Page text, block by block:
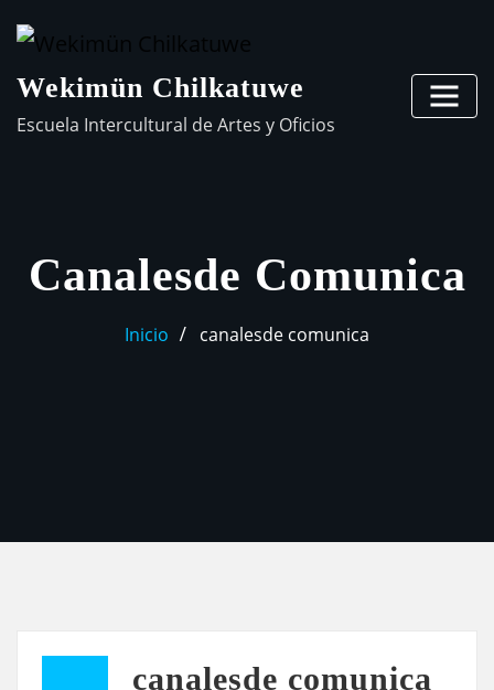
Wekimün Chilkatuwe
Escuela Intercultural de Artes y Oficios
Canalesde Comunica
Inicio canalesde comunica
canalesde comunica